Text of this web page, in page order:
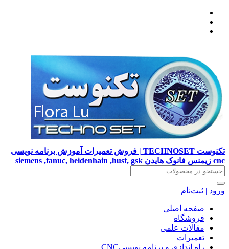
|
تکنوست TECHNOSET | فروش تعمیرات آموزش برنامه نویسی
cnc زیمنس فانوک هایدن siemens ,fanuc, heidenhain ,hust, gsk
ورود | ثبت‌نام
صفحه اصلی
فروشگاه
مقالات علمی
تعمیرات
راه اندازی و برنامه نویسیCNC